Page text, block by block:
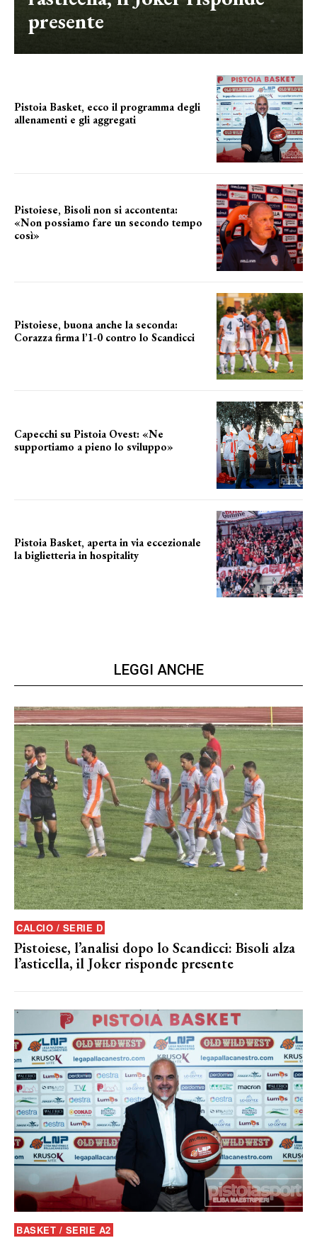
presente
Pistoia Basket, ecco il programma degli
allenamenti e gli aggregati
Pistoiese, Bisoli non si accontenta:
«Non possiamo fare un secondo tempo
così»
Pistoiese, buona anche la seconda:
Corazza firma l’1-0 contro lo Scandicci
Capecchi su Pistoia Ovest: «Ne
supportiamo a pieno lo sviluppo»
Pistoia Basket, aperta in via eccezionale
la biglietteria in hospitality
LEGGI ANCHE
CALCIO / SERIE D
Pistoiese, l’analisi dopo lo Scandicci: Bisoli alza
l’asticella, il Joker risponde presente
BASKET / SERIE A2